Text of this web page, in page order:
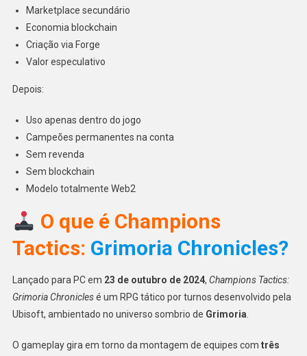
Marketplace secundário
Economia blockchain
Criação via Forge
Valor especulativo
Depois:
Uso apenas dentro do jogo
Campeões permanentes na conta
Sem revenda
Sem blockchain
Modelo totalmente Web2
O que é Champions
Tactics: Grimoria Chronicles?
Lançado para PC em 23 de outubro de 2024, Champions Tactics:
Grimoria Chroniclesé um RPG tático por turnos desenvolvido pela
Ubisoft, ambientado no universo sombrio de Grimoria.
O gameplay gira em torno da montagem de equipes com três